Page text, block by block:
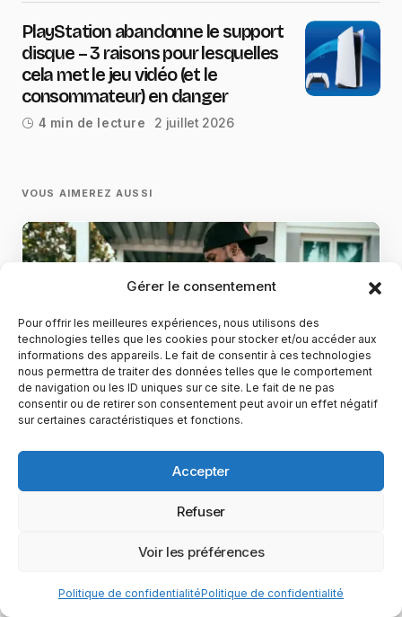
Gérer le consentement
Pour offrir les meilleures expériences, nous utilisons des
technologies telles que les cookies pour stocker et/ou accéder aux
informations des appareils. Le fait de consentir à ces technologies
nous permettra de traiter des données telles que le comportement
de navigation ou les ID uniques sur ce site. Le fait de ne pas
consentir ou de retirer son consentement peut avoir un effet négatif
sur certaines caractéristiques et fonctions.
Accepter
Refuser
Voir les préférences
Politique de confidentialitéPolitique de confidentialité
PlayStation abandonne le support
disque – 3 raisons pour lesquelles
cela met le jeu vidéo (et le
consommateur) en danger
4 min de lecture 2 juillet 2026
VOUS AIMEREZ AUSSI
Films & séries
Voyagez sur les traces des blockbusters
de 2025 : 5 lieux de tournage à explorer
incontournables des films à succès de 2025